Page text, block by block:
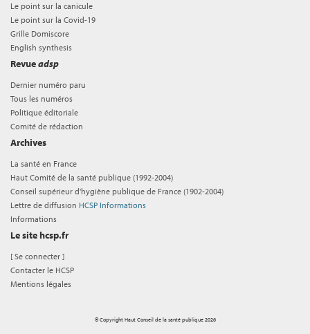
Le point sur la canicule
Le point sur la Covid-19
Grille Domiscore
English synthesis
Revueadsp
Dernier numéro paru
Tous les numéros
Politique éditoriale
Comité de rédaction
Archives
La santé en France
Haut Comité de la santé publique (1992-2004)
Conseil supérieur d'hygiène publique de France (1902-2004)
Lettre de diffusion HCSP Informations
Informations
Le site hcsp.fr
[Se connecter ]
Contacter le HCSP
Mentions légales
© Copyright Haut Conseil de la santé publique 2026